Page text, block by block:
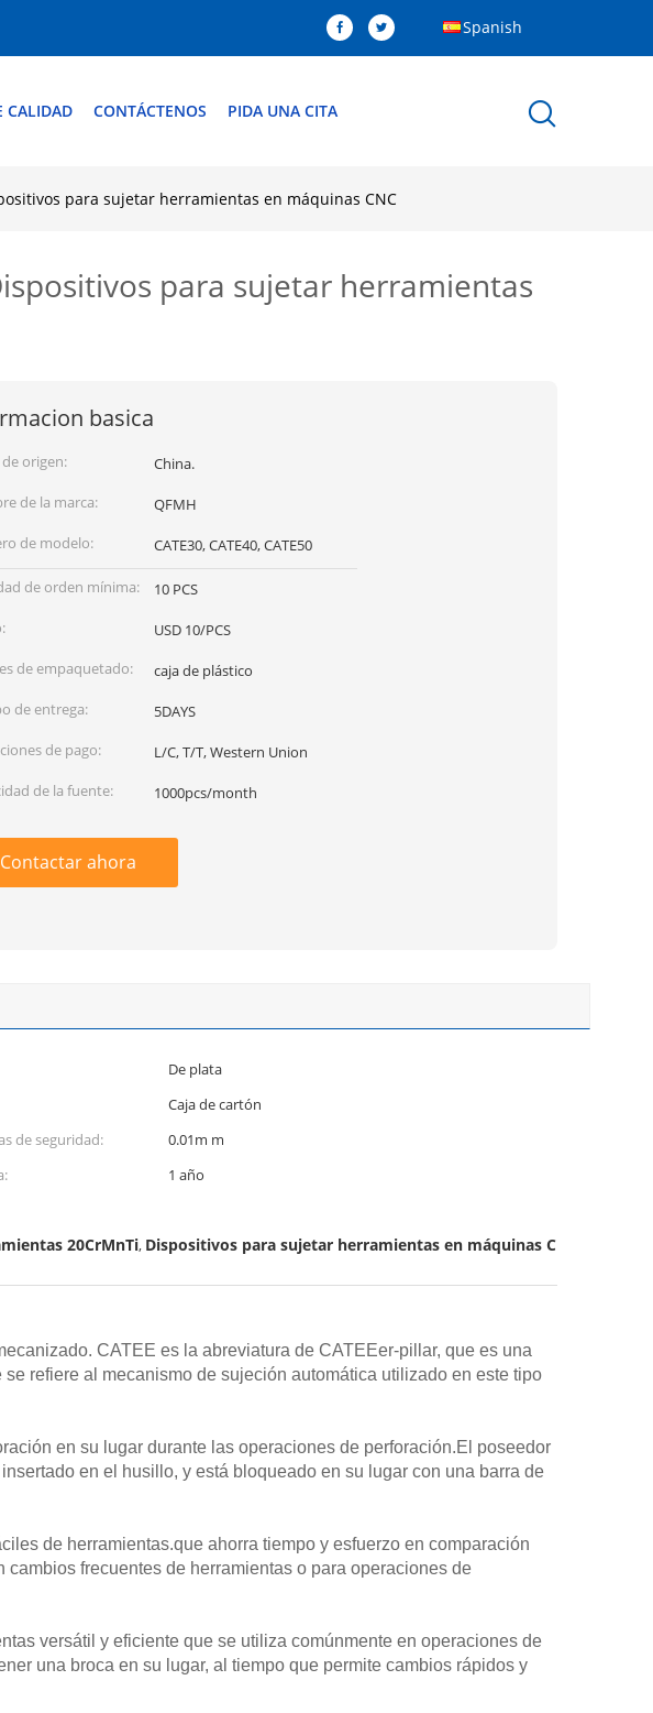
Spanish
CALIDAD CONTÁCTENOS PIDA UNA CITA
para sujetar herramientas en máquinas CNC
para sujetar herramientas
basica
origen:
China.
de la marca:
QFMH
de modelo:
CATE30, CATE40, CATE50
de orden mínima:
10 PCS
USD 10/PCS
de empaquetado:
caja de plástico
de entrega:
5DAYS
de pago:
L/C, T/T, Western Union
de la fuente:
1000pcs/month
Contactar ahora
De plata
Caja de cartón
de seguridad:
0.01m m
1 año
20CrMnTi, Dispositivos para sujetar herramientas en máquinas CNC
CATEE es la abreviatura de CATEEer-pillar, que es una
refiere al mecanismo de sujeción automática utilizado en este tipo
en su lugar durante las operaciones de perforación.El poseedor
en el husillo, y está bloqueado en su lugar con una barra de
de herramientas.que ahorra tiempo y esfuerzo en comparación
frecuentes de herramientas o para operaciones de
versátil y eficiente que se utiliza comúnmente en operaciones de
una broca en su lugar, al tiempo que permite cambios rápidos y